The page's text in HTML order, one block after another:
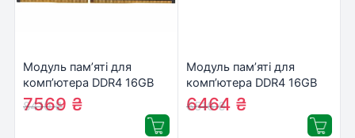
Модуль пам’яті для
комп’ютера DDR4 16GB
(2x8GB) 3200 MHz
RipjawsV G.Skill (F4-
8410₴
7569 ₴
Модуль пам’яті для
комп’ютера DDR4 16GB
3200 MHz AEGIS Black
G.Skill (F4-3200C16S-
6516₴
6464 ₴